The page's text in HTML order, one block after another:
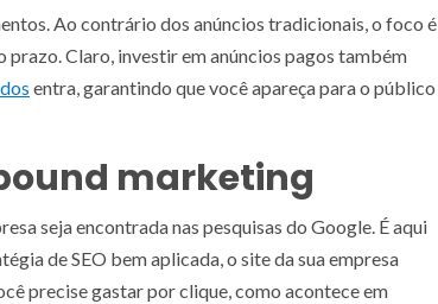
Ao contrário dos anúncios tradicionais, o foco é
Claro, investir em anúncios pagos também
entra, garantindo que você apareça para o público
marketing
seja encontrada nas pesquisas do Google. É aqui
de SEO bem aplicada, o site da sua empresa
precise gastar por clique, como acontece em